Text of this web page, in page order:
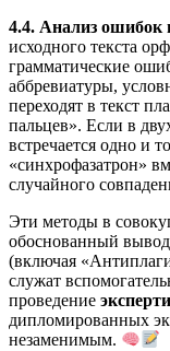
4.4. Анализ ошибок
исходного текста
грамматические
аббревиатуры,
переходят в текст
пальцев». Если в
встречается одно и
«синхрофазатрон»
случайного
Эти методы в
обоснованный
(включая
служат
проведение
дипломированных
незаменимым.